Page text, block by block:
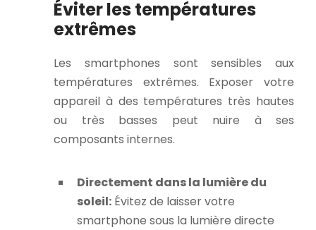
Éviter les températures
extrêmes
Les smartphones sont sensibles aux
températures extrêmes. Exposer votre
appareil à des températures très hautes
ou très basses peut nuire à ses
composants internes.
Directement dans la lumière du
soleil: Évitez de laisser votre
smartphone sous la lumière directe